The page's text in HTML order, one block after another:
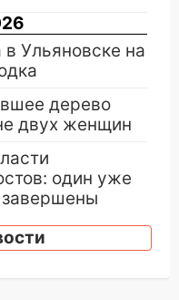
Ульяновске на
дерево
двух женщин
один уже
последствия